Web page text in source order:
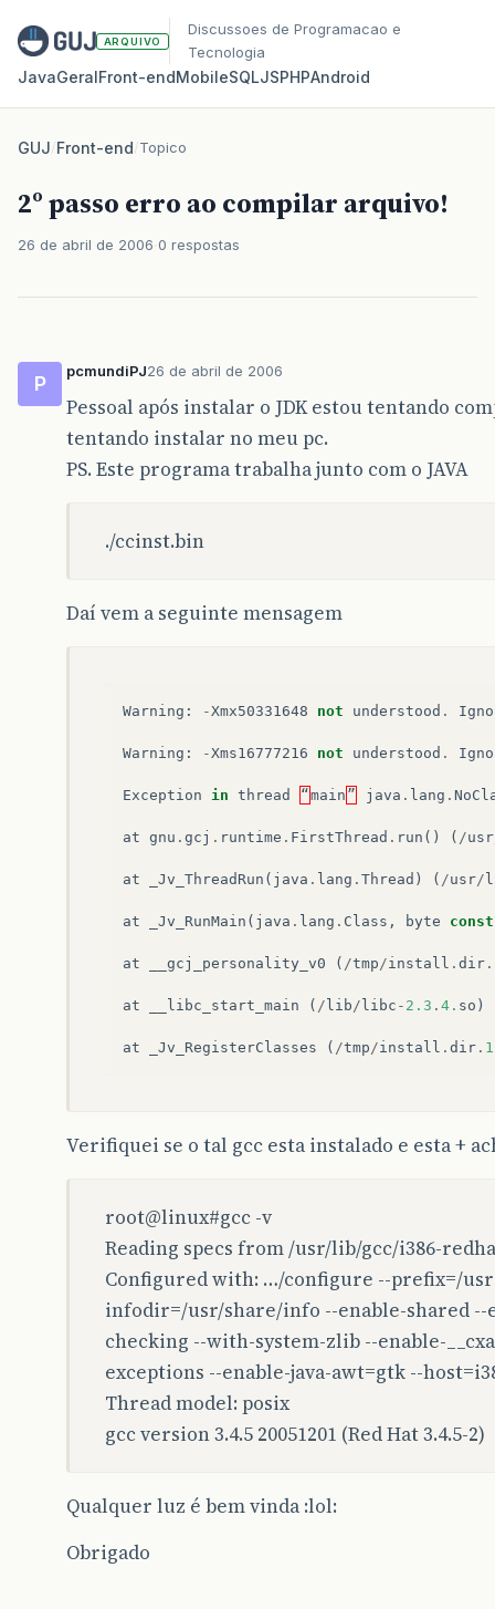
ARQUIVO
Discussoes de Programacao e
Tecnologia
JavaGeralFront‑endMobileSQLJSPHPAndroid
GUJ/Front-end/Topico
2º passo erro ao compilar arquivo!
26 de abril de 2006 0 respostas
P
pcmundiPJ26 de abril de 2006
Pessoal após instalar o JDK estou tentando
tentando instalar no meu pc.
PS. Este programa trabalha junto com o JAVA
./ccinst.bin
Daí vem a seguinte mensagem
Warning : -Xmx50331648 not understood .
Warning : -Xms16777216 not understood .
Exception in thread “ main ” java . lang .
at gnu . gcj . runtime . FirstThread . run () ( /usr
at _Jv_ThreadRun ( java . lang . Thread ) ( /usr/
at _Jv_RunMain ( java . lang . Class , byte const
at __gcj_personality_v0 ( /tmp/install . dir .
at __libc_start_main ( / lib/ libc - 2.3 . 4. so )
at _Jv_RegisterClasses ( /tmp/install . dir .
Verifiquei se o tal gcc esta instalado e esta +
root@linux#gcc -v
Reading specs from /usr/lib/gcc/i386-
Configured with: …/configure --prefix=/
infodir=/usr/share/info --enable-shared --
checking --with-system-zlib --enable-
exceptions --enable-java-awt=gtk --
Thread model: posix
gcc version 3.4.5 20051201 (Red Hat 3.4.5-2)
Qualquer luz é bem vinda :lol:
Obrigado